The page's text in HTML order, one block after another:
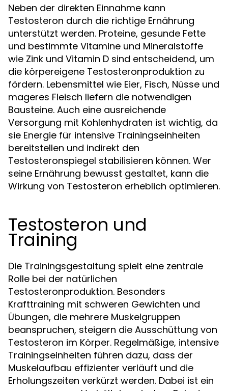
Neben der direkten Einnahme kann
Testosteron durch die richtige Ernährung
unterstützt werden. Proteine, gesunde Fette
und bestimmte Vitamine und Mineralstoffe
wie Zink und Vitamin D sind entscheidend, um
die körpereigene Testosteronproduktion zu
fördern. Lebensmittel wie Eier, Fisch, Nüsse und
mageres Fleisch liefern die notwendigen
Bausteine. Auch eine ausreichende
Versorgung mit Kohlenhydraten ist wichtig, da
sie Energie für intensive Trainingseinheiten
bereitstellen und indirekt den
Testosteronspiegel stabilisieren können. Wer
seine Ernährung bewusst gestaltet, kann die
Wirkung von Testosteron erheblich optimieren.
Testosteron und
Training
Die Trainingsgestaltung spielt eine zentrale
Rolle bei der natürlichen
Testosteronproduktion. Besonders
Krafttraining mit schweren Gewichten und
Übungen, die mehrere Muskelgruppen
beanspruchen, steigern die Ausschüttung von
Testosteron im Körper. Regelmäßige, intensive
Trainingseinheiten führen dazu, dass der
Muskelaufbau effizienter verläuft und die
Erholungszeiten verkürzt werden. Dabei ist ein